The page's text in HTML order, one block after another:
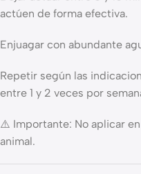
actúen de forma efectiva.
Enjuagar con abundante
Repetir según las
entre 1 y 2 veces por
⚠️ Importante: No aplicar
animal.